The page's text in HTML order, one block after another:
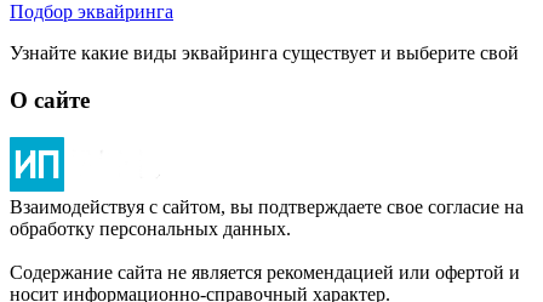
Подбор эквайринга
Узнайте какие виды эквайринга существует и выберите свой
О сайте
Взаимодействуя с сайтом, вы подтверждаете свое согласие на
обработку персональных данных.
Содержание сайта не является рекомендацией или офертой и
носит информационно-справочный характер.